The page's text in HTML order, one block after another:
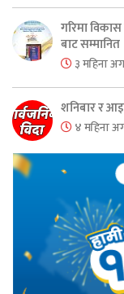
गरिमा
बाट सम्मानित
३ महिना
शनिबार र
४ महिना